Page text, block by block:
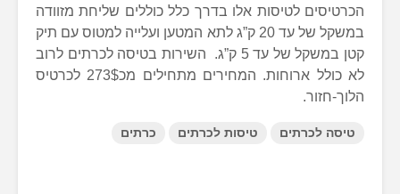
הכרטיסים לטיסות אלו בדרך כלל כוללים שליחת מזוודה
במשקל של עד 20 ק”ג לתא המטען ועלייה למטוס עם תיק
קטן במשקל של עד 5 ק”ג. השירות בטיסה לכרתים לרוב
לא כולל ארוחות. המחירים מתחילים מכ273$ לכרטיס
הלוך-חזור.
טיסה לכרתים טיסות לכרתים כרתים